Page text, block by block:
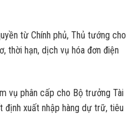
từ Chính phủ, Thủ tướng cho
thời hạn, dịch vụ hóa đơn điện
vụ phân cấp cho Bộ trưởng Tài
định xuất nhập hàng dự trữ, tiêu